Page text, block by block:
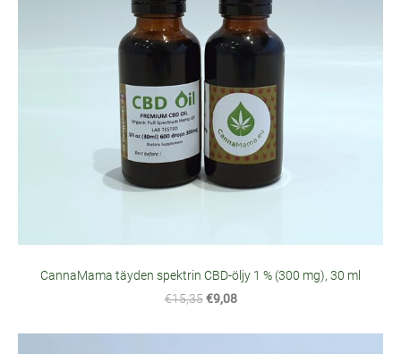
CannaMama täyden spektrin CBD-öljy 1 % (300 mg), 30 ml
€15,35 €9,08